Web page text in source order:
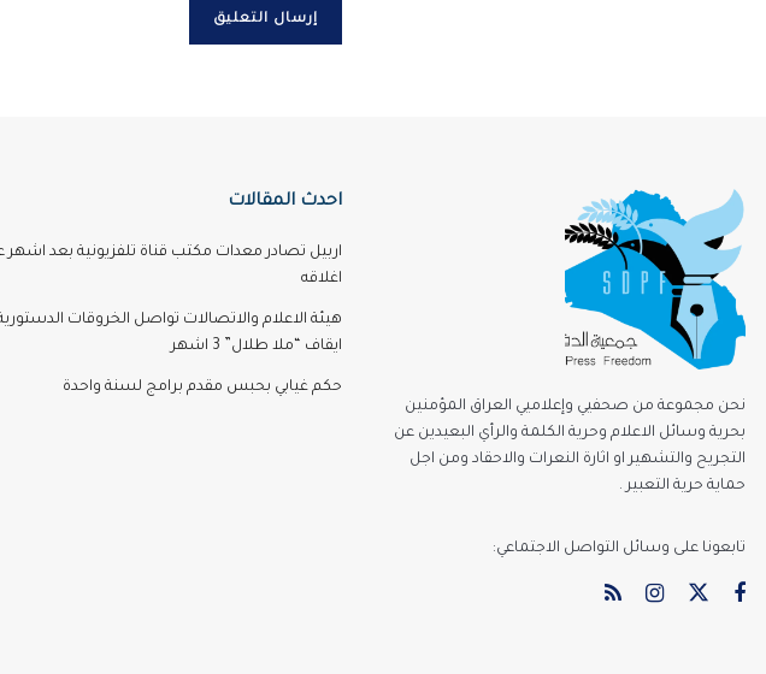
نحن مجموعة من صحفيي وإعلاميي العراق المؤمنين
بحرية وسائل الاعلام وحرية الكلمة والرأي البعيدين عن
التجريح والتشهير او اثارة النعرات والاحقاد ومن اجل
حماية حرية التعبير .
تابعونا على وسائل التواصل الاجتماعي:
احدث المقالات
اربيل تصادر معدات مكتب قناة تلفزيونية بعد اشهر
اغلاقه
هيئة الاعلام والاتصالات تواصل الخروقات
ايقاف “ملا طلال” 3 اشهر
حكم غيابي بحبس مقدم برامج لسنة واحدة